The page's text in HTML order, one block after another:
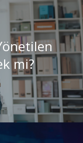
mi?